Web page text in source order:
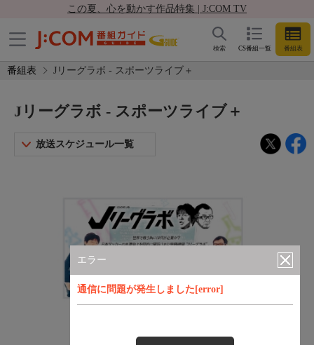
この夏、心を動かす作品特集 | J:COM TV
CS番組一覧 番組表
検索
番組表 Jリーグラボ - スポーツライブ＋
エラー
通信に問題が発生しました[error]
Jリーグラボ - スポーツライブ＋
放送スケジュール一覧